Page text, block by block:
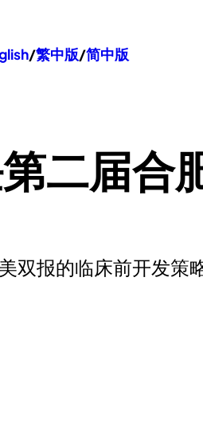
/繁中版/简中版
二届合
双报的临床前开发策